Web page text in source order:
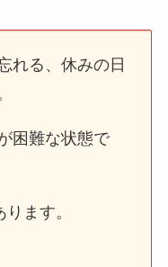
れる、休みの日
困難な状態で
ます。